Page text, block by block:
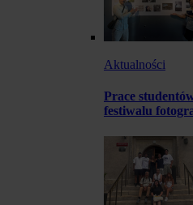
Aktualności
Prace
festiwalu